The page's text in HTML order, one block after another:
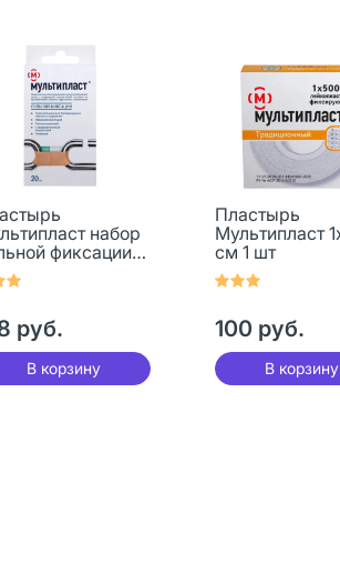
набор
фиксации
20 шт
руб.
В корзину
Пластырь
Мультипласт
см 1 шт
100 руб.
В корзину